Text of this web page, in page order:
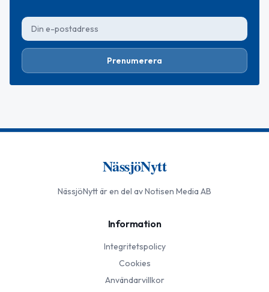
Prenumerera
NässjöNytt
NässjöNyttär en del av Notisen Media AB
Information
Integritetspolicy
Cookies
Användarvillkor